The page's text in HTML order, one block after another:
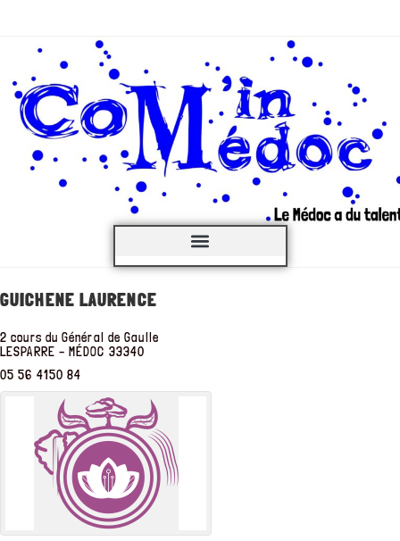
GUICHENE LAURENCE
2 cours du Général de Gaulle
LESPARRE – MÉDOC 33340
05 56 4150 84